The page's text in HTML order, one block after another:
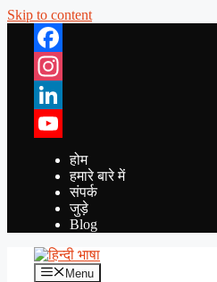
Skip to content
Facebook
Instagram
LinkedIn
YouTube
होम
हमारे बारे में
संपर्क
जुड़े
Blog
Menu